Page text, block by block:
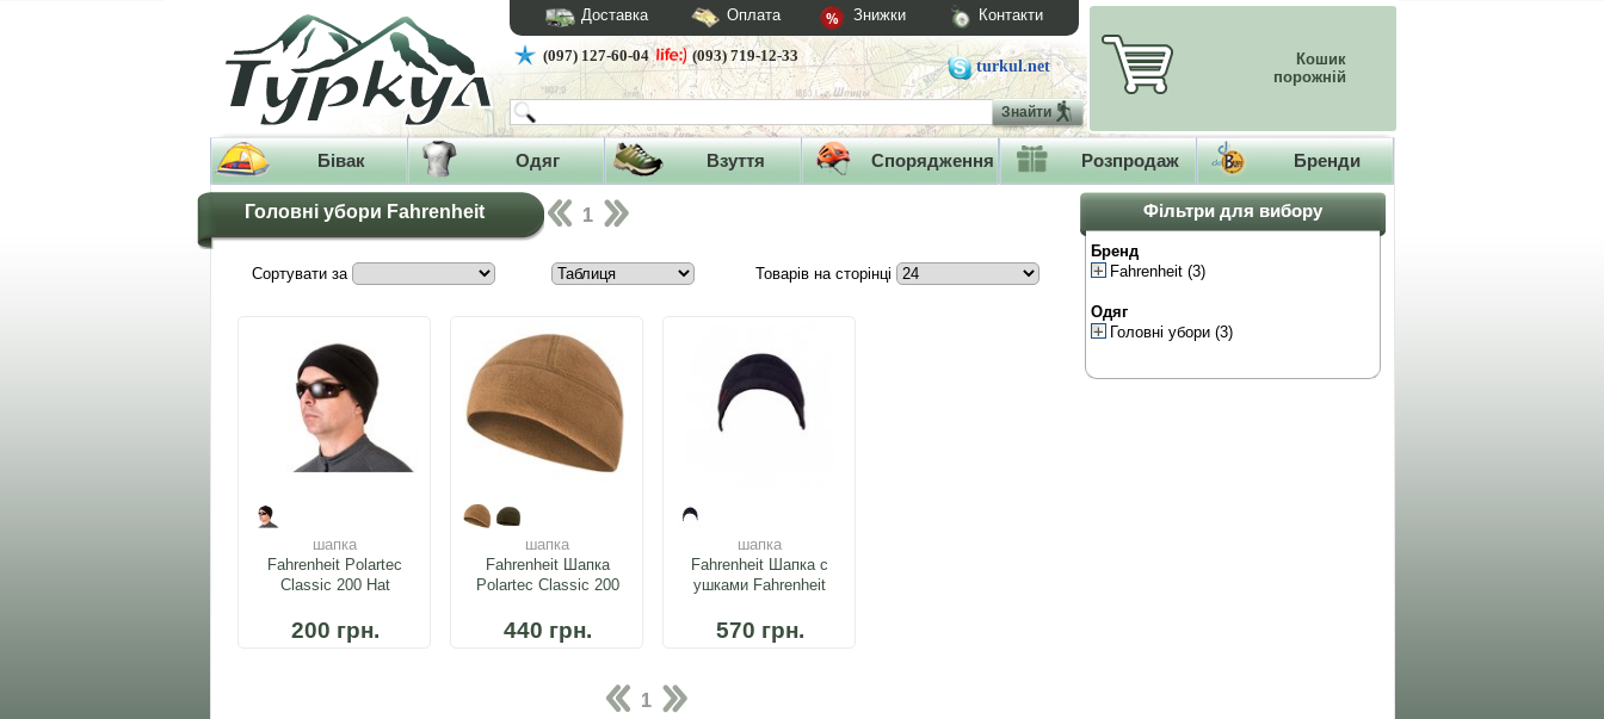
Доставка Оплата Знижки Контакти
(097) 127-60-04 (093) 719-12-33
turkul.net
Знайти
Кошик
порожній
Бівак Одяг Взуття Спорядження Розпродаж Бренди
Головні убори Fahrenheit 1
Сортувати за Товарів на сторінці
шапка
Fahrenheit Polartec
Classic 200 Hat
200 грн.
шапка
Fahrenheit Шапка
Polartec Classic 200
440 грн.
шапка
Fahrenheit Шапка с
ушками Fahrenheit
570 грн.
1
Фільтри для вибору
Бренд
Fahrenheit(3)
Одяг
Головні убори(3)